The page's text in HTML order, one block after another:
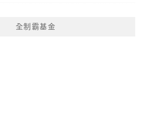
全制霸基金